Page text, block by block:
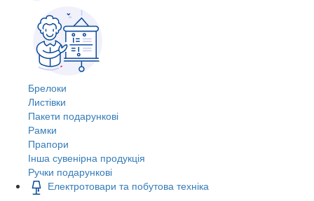
Брелоки
Листівки
Пакети подарункові
Рамки
Прапори
Інша сувенірна продукція
Ручки подарункові
Електротовари та побутова техніка